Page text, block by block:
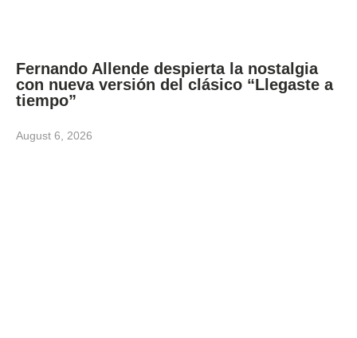
Fernando Allende despierta la nostalgia
con nueva versión del clásico “Llegaste a
tiempo”
August 6, 2026